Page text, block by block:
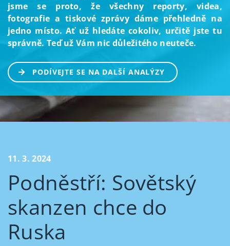
jsme se proto, že všechny reporty, videa,
fotografie a tiskové zprávy dáme přehledně na
jedno místo. Ať už hledáte cokoliv, určitě jste tu
správně. Teď už Vám nic důležitého neuteče.
PODÍVEJTE SE NA DALŠÍ ANALÝZY
11. 3. 2024
Podněstří: Sovětský
skanzen chce do
Ruska